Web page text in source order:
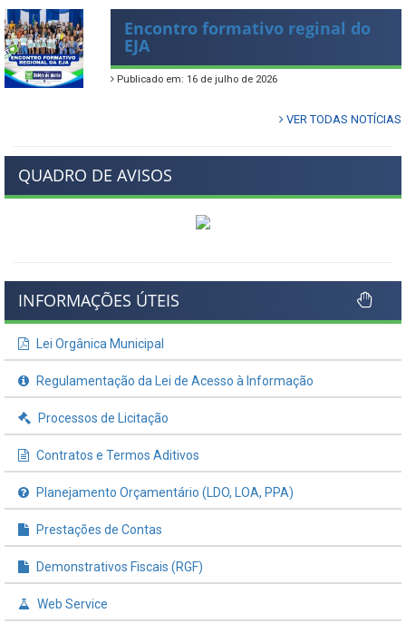
Encontro formativo reginal do
EJA
Publicado em: 16 de julho de 2026
VER TODAS NOTÍCIAS
QUADRO DE AVISOS
INFORMAÇÕES ÚTEIS
Lei Orgânica Municipal
Regulamentação da Lei de Acesso à Informação
Processos de Licitação
Contratos e Termos Aditivos
Planejamento Orçamentário (LDO, LOA, PPA)
Prestações de Contas
Demonstrativos Fiscais (RGF)
Web Service